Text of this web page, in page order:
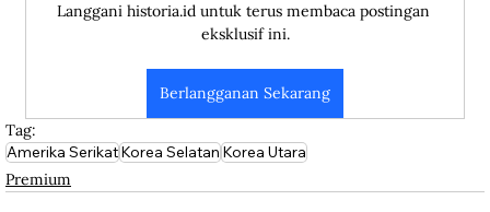
Langgani historia.id untuk terus membaca postingan
eksklusif ini.
Berlangganan Sekarang
Tag:
Amerika SerikatKorea SelatanKorea Utara
Premium